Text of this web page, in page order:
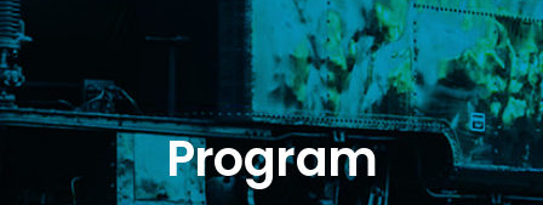
Program